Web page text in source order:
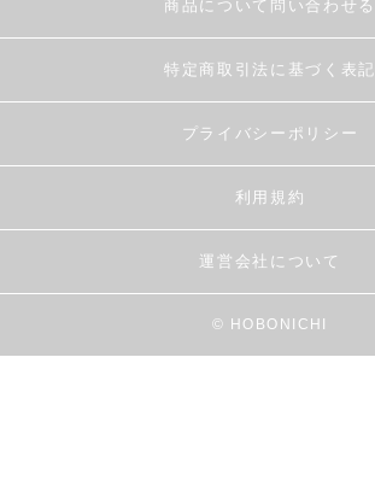
商品について問い合わせる
特定商取引法に基づく表記
プライバシーポリシー
利用規約
運営会社について
© HOBONICHI